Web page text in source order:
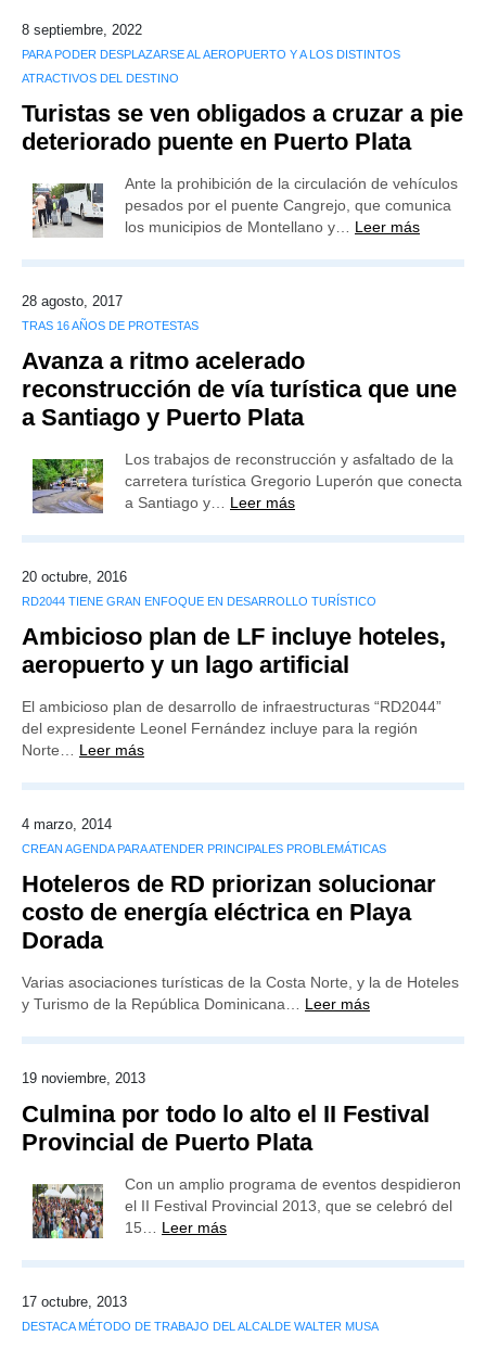
8 septiembre, 2022
PARA PODER DESPLAZARSE AL AEROPUERTO Y A LOS DISTINTOS
ATRACTIVOS DEL DESTINO
Turistas se ven obligados a cruzar a pie
deteriorado puente en Puerto Plata
Ante la prohibición de la circulación de vehículos
pesados por el puente Cangrejo, que comunica
los municipios de Montellano y… Leer más
28 agosto, 2017
TRAS 16 AÑOS DE PROTESTAS
Avanza a ritmo acelerado
reconstrucción de vía turística que une
a Santiago y Puerto Plata
Los trabajos de reconstrucción y asfaltado de la
carretera turística Gregorio Luperón que conecta
a Santiago y… Leer más
20 octubre, 2016
RD2044 TIENE GRAN ENFOQUE EN DESARROLLO TURÍSTICO
Ambicioso plan de LF incluye hoteles,
aeropuerto y un lago artificial
El ambicioso plan de desarrollo de infraestructuras “RD2044”
del expresidente Leonel Fernández incluye para la región
Norte… Leer más
4 marzo, 2014
CREAN AGENDA PARA ATENDER PRINCIPALES PROBLEMÁTICAS
Hoteleros de RD priorizan solucionar
costo de energía eléctrica en Playa
Dorada
Varias asociaciones turísticas de la Costa Norte, y la de Hoteles
y Turismo de la República Dominicana… Leer más
19 noviembre, 2013
Culmina por todo lo alto el II Festival
Provincial de Puerto Plata
Con un amplio programa de eventos despidieron
el II Festival Provincial 2013, que se celebró del
15… Leer más
17 octubre, 2013
DESTACA MÉTODO DE TRABAJO DEL ALCALDE WALTER MUSA